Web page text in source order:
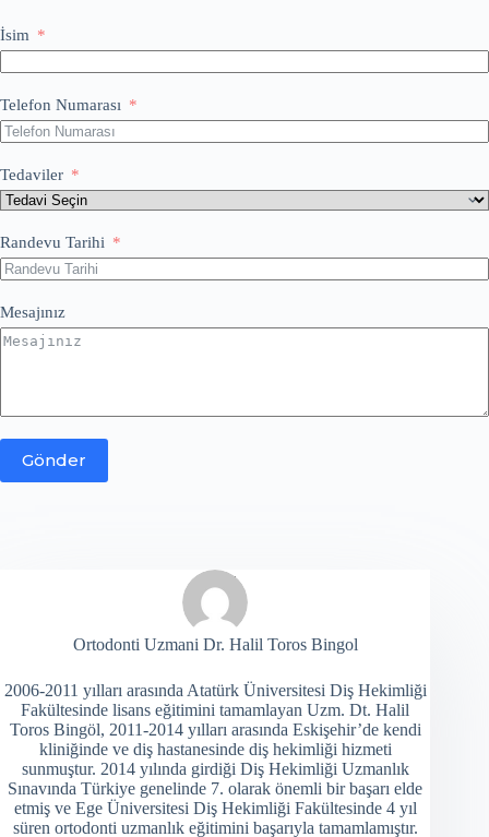
İsim
Telefon Numarası
Tedaviler
Randevu Tarihi
Mesajınız
Gönder
Ortodonti Uzmani Dr. Halil Toros Bingol
2006-2011 yılları arasında Atatürk Üniversitesi Diş Hekimliği
Fakültesinde lisans eğitimini tamamlayan Uzm. Dt. Halil
Toros Bingöl, 2011-2014 yılları arasında Eskişehir’de kendi
kliniğinde ve diş hastanesinde diş hekimliği hizmeti
sunmuştur. 2014 yılında girdiği Diş Hekimliği Uzmanlık
Sınavında Türkiye genelinde 7. olarak önemli bir başarı elde
etmiş ve Ege Üniversitesi Diş Hekimliği Fakültesinde 4 yıl
süren ortodonti uzmanlık eğitimini başarıyla tamamlamıştır.